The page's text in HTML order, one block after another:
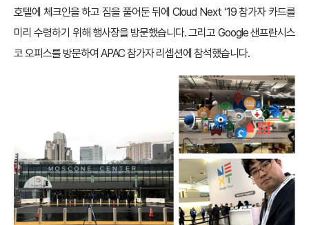
호텔에 체크인을 하고 짐을 풀어둔 뒤에 Cloud Next ‘19 참가자 카드를
미리 수령하기 위해 행사장을 방문했습니다. 그리고 Google 샌프란시스
코 오피스를 방문하여 APAC 참가자 리셉션에 참석했습니다.